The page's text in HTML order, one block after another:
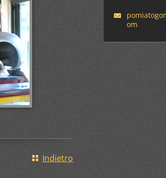
Indietro
pomiatog
om